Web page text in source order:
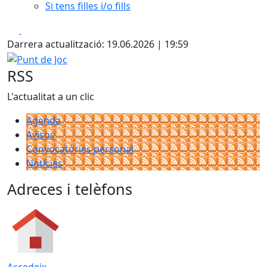
Si tens filles i/o fills
Darrera actualització: 19.06.2026 | 19:59
Punt de Joc
RSS
L'actualitat a un clic
Agenda
Avisos
Convocatòries personal
Notícies
Adreces i telèfons